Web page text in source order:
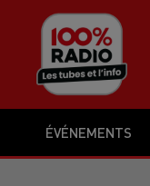
ÉVÉNEMENTS